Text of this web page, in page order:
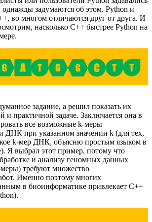
задумаются об этом. Python и
во многом отличаются друг от друга. И
насколько С++ быстрее Python на
задание, а решил показать их
и практичной задаче. Заключается она в
все возможные k-меры
ДНК при указанном значении k (для тех,
k-мер ДНК, объясню простым языком в
Я выбрал этот пример, потому что
и анализу геномных данных
требуют множество
Именно поэтому многих
в биоинформатике привлекает С++